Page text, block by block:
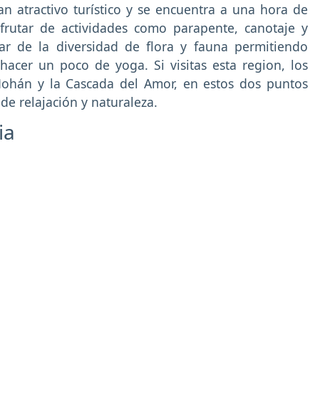
atractivo turístico y se encuentra a una hora de
de actividades como parapente, canotaje y
de la diversidad de flora y fauna permitiendo
un poco de yoga. Si visitas esta region, los
y la Cascada del Amor, en estos dos puntos
relajación y naturaleza.